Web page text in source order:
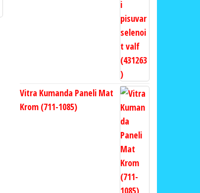
Vitra Kumanda Paneli Mat
Krom (711-1085)